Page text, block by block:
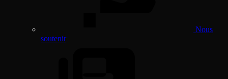
Nous
soutenir